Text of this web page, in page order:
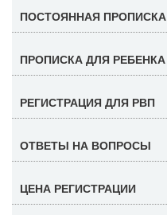
ПОСТОЯННАЯ ПРОПИСКА
ПРОПИСКА ДЛЯ РЕБЕНКА
РЕГИСТРАЦИЯ ДЛЯ РВП
ОТВЕТЫ НА ВОПРОСЫ
ЦЕНА РЕГИСТРАЦИИ